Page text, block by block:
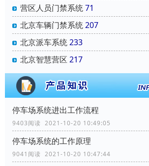
营区人员门禁系统71
北京车辆门禁系统207
北京派车系统233
北京智慧营区 217
停车场系统进出工作流程
9403阅读 2021-10-20 10:49:05
停车场系统的工作原理
9041阅读 2021-10-20 10:47:44